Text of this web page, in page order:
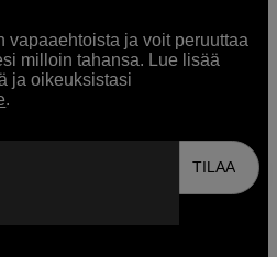
vapaaehtoista ja voit peruuttaa
milloin tahansa. Lue lisää
ja oikeuksistasi
.
TILAA